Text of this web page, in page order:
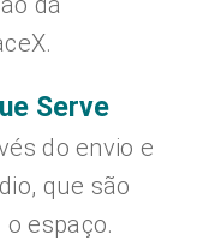
Serve
do envio e
que são
espaço.